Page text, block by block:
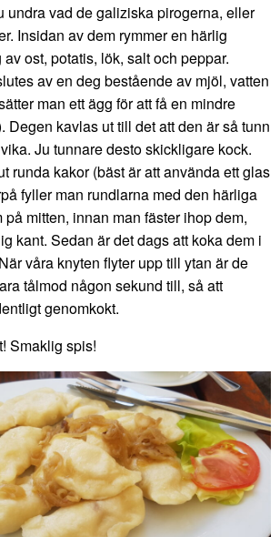
undra vad de galiziska pirogerna, eller
Insidan av dem rymmer en härlig
ost, potatis, lök, salt och peppar.
av en deg bestående av mjöl, vatten
man ett ägg för att få en mindre
Degen kavlas ut till det att den är så tunn
Ju tunnare desto skickligare kock.
runda kakor (bäst är att använda ett glas
fyller man rundlarna med den härliga
på mitten, innan man fäster ihop dem,
kant. Sedan är det dags att koka dem i
våra knyten flyter upp till ytan är de
tålmod någon sekund till, så att
genomkokt.
Smaklig spis!